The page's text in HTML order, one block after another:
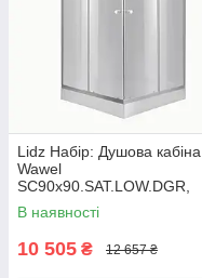
Lidz Набір: Душова кабіна
Wawel
SC90x90.SAT.LOW.DGR,
квадратна, скло тоноване
4 мм + Душовий піддон
Kapielka ST90x90x14
В наявності
10 505 ₴ 12 657 ₴